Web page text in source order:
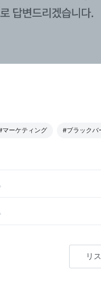
マーケティング #ブラックバ
リ